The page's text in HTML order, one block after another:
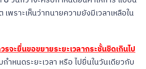
พราะเห็นว่าทนายความยังมีเวลาเหลือใน
รจะยื่นขอขยายระยะเวลากระชั้นชิดเกินไป
ำหนดระยะเวลา หรือ ไปยื่นในวันเดียวกับ